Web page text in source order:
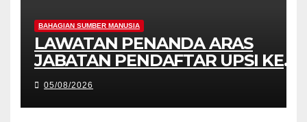
BAHAGIAN SUMBER MANUSIA
LAWATAN PENANDA ARAS
JABATAN PENDAFTAR UPSI KE
JABATAN PENDAFTAR UniSZA –
PERKUKUH KERJASAMA
STRATEGIK INSTITUSI
05/08/2026